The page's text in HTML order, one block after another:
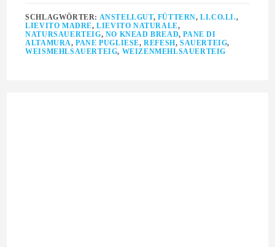
SCHLAGWÖRTER: ANSTELLGUT, FÜTTERN,LI.CO.LI.,
LIEVITO MADRE,LIEVITO NATURALE,
NATURSAUERTEIG, NO KNEAD BREAD,PANE DI
ALTAMURA,PANE PUGLIESE,REFESH,SAUERTEIG,
WEISMEHLSAUERTEIG, WEIZENMEHLSAUERTEIG